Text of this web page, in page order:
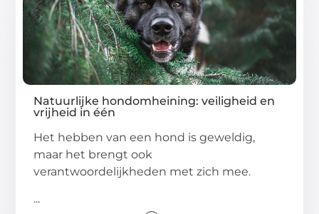
Natuurlijke hondomheining: veiligheid en
vrijheid in één
Het hebben van een hond is geweldig,
maar het brengt ook
verantwoordelijkheden met zich mee.
...